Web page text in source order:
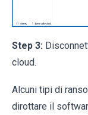
Step 3:
cloud.
Alcuni tipi di
dirottare il